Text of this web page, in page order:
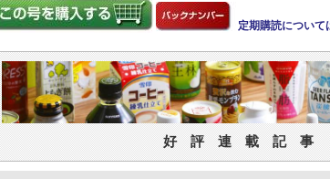
定期購読につい
好 評 連 載 記 事